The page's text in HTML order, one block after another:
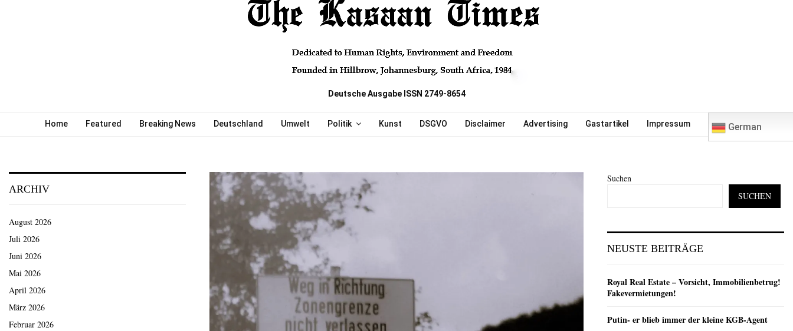
Deutsche Ausgabe ISSN 2749-8654
Home Featured Breaking News Deutschland Umwelt Politik Kunst DSGVO Disclaimer Advertising Gastartikel Impressum German
ARCHIV
August 2026
Juli 2026
Juni 2026
Mai 2026
April 2026
März 2026
Februar 2026
Suchen
SUCHEN
NEUSTE BEITRÄGE
Royal Real Estate – Vorsicht, Immobilienbetrug!
Fakevermietungen!
Putin- er blieb immer der kleine KGB-Agent